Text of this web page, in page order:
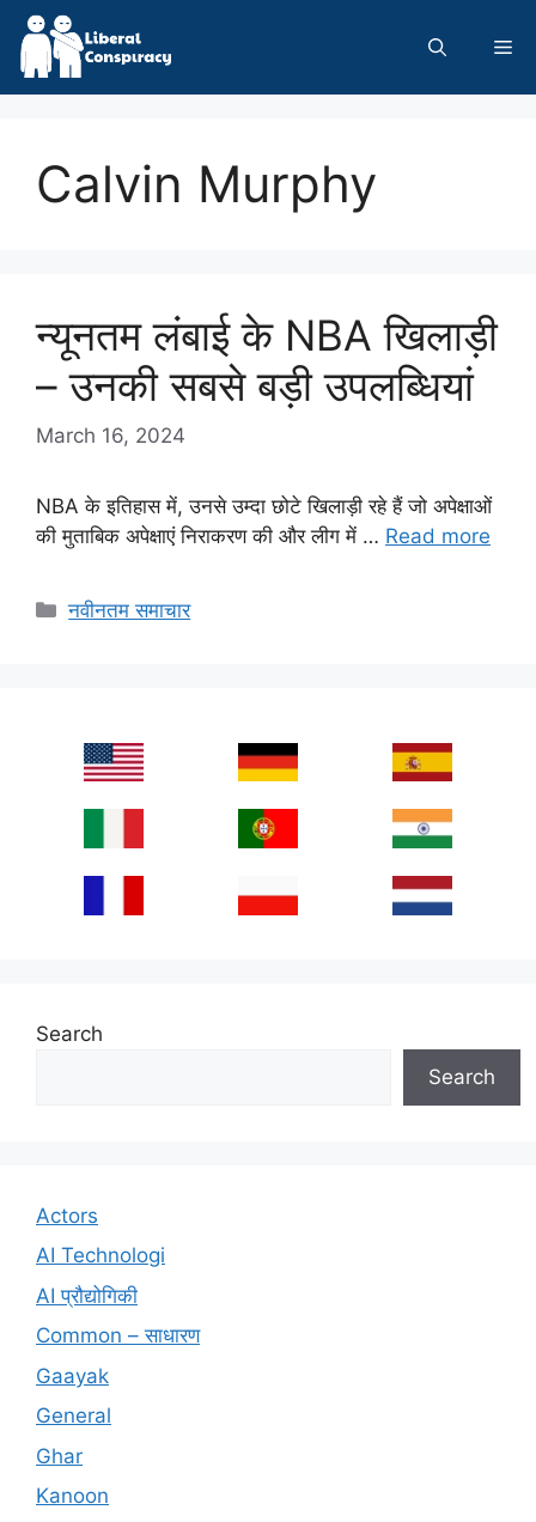
Skip
content
Calvin Murphy
न्यूनतम लंबाई के NBA खिलाड़ी
– उनकी सबसे बड़ी उपलब्धियां
March 16, 2024
NBA के इतिहास में, उनसे उम्दा छोटे खिलाड़ी रहे हैं जो अपेक्षाओं
की मुताबिक अपेक्षाएं निराकरण की और लीग में … Read more
Categories
नवीनतम समाचार
Search
Search
Actors
AI Technologi
AI प्रौद्योगिकी
Common – साधारण
Gaayak
General
Ghar
Kanoon